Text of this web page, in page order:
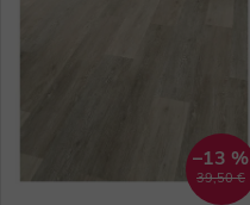
39,50 €
–13 %